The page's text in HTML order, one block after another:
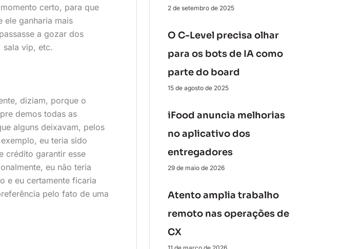
certo, para que
ele ganharia mais
a gozar dos
sala vip, etc.
diziam, porque o
demos todas as
alguns deixavam, pelos
eu teria sido
crédito garantir esse
eu não teria
e eu certamente ficaria
pelo fato de uma
2 de setembro de 2025
O C-Level precisa olhar
para os bots de IA como
parte do board
15 de agosto de 2025
iFood anuncia melhorias
no aplicativo dos
entregadores
29 de maio de 2026
Atento amplia trabalho
remoto nas operações de
CX